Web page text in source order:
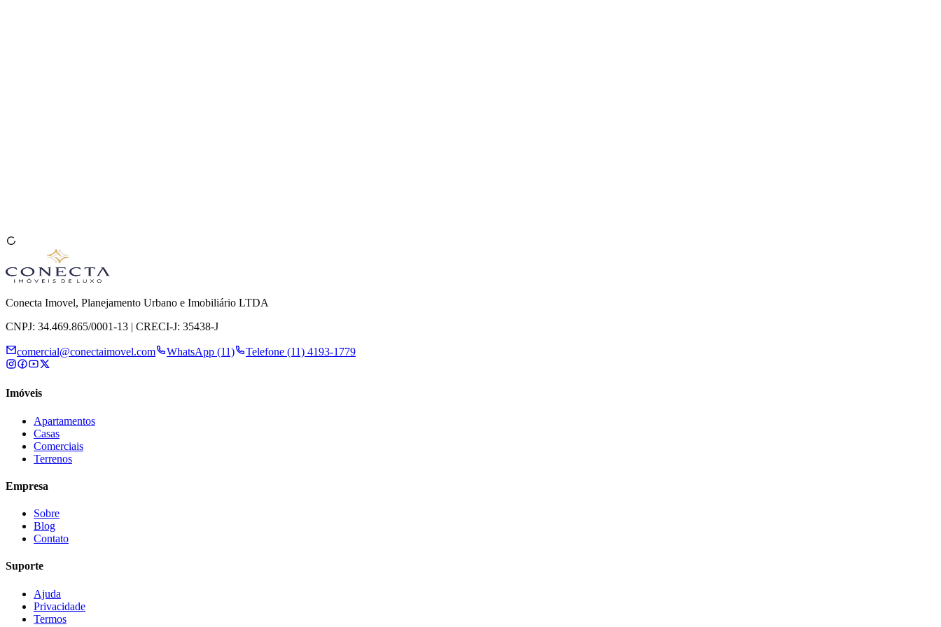
Conecta Imovel, Planejamento Urbano e Imobiliário LTDA
CNPJ: 34.469.865/0001-13 | CRECI-J: 35438-J
comercial@conectaimovel.com WhatsApp (11) Telefone (11) 4193-1779
Imóveis
Apartamentos
Casas
Comerciais
Terrenos
Empresa
Sobre
Blog
Contato
Suporte
Ajuda
Privacidade
Termos